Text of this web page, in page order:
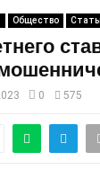
Общество
0 575